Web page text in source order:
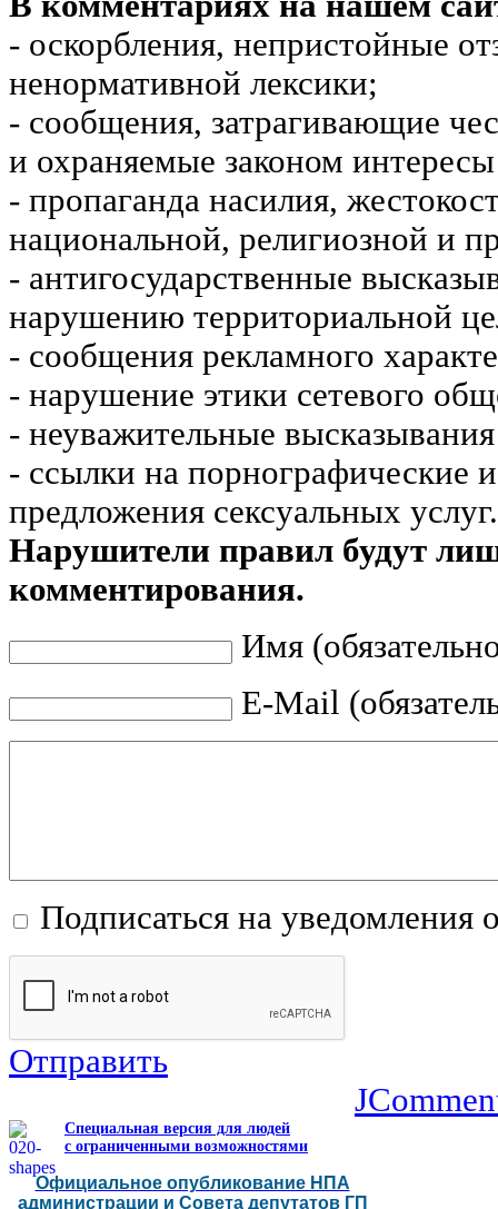
- оскорбления, непристойные
ненормативной лексики;
- сообщения, затрагивающие
и охраняемые законом
- пропаганда насилия,
национальной, религиозной и
- антигосударственные
нарушению территориальной
- сообщения рекламного
- нарушение этики сетевого
- неуважительные
- ссылки на порнографические
предложения сексуальных услуг.
Нарушители правил будут
комментирования.
Имя
E-Mail
Подписаться на уведомления
Отправить
Специальная версия для людей
с ограниченными возможностями
Официальное опубликование НПА
администрации и Совета депутатов ГП